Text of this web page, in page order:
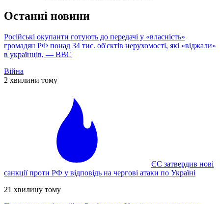
Останні новини
Російські окупанти готують до передачі у «власність»
громадян РФ понад 34 тис. об'єктів нерухомості, які «віджали»
в українців, — ВВС
Війна
2 хвилини тому
ЄС затвердив нові
санкції проти РФ у відповідь на чергові атаки по Україні
21 хвилину тому